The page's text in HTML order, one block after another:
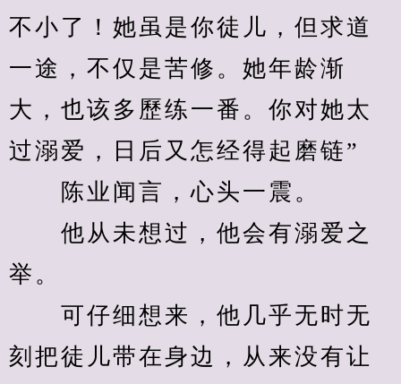
不小了！她虽是你徒儿，但求道
一途，不仅是苦修。她年龄渐
大，也该多歷练一番。你对她太
过溺爱，日后又怎经得起磨链”
陈业闻言，心头一震。
他从未想过，他会有溺爱之
举。
可仔细想来，他几乎无时无
刻把徒儿带在身边，从来没有让